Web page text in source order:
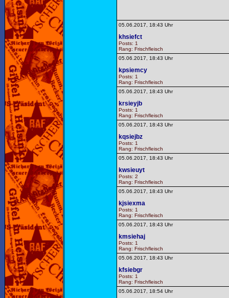
05.06.2017, 18:43 Uhr
khsiefct
Posts: 1
Rang: Frischfleisch
05.06.2017, 18:43 Uhr
kpsiemcy
Posts: 1
Rang: Frischfleisch
05.06.2017, 18:43 Uhr
krsieyjb
Posts: 1
Rang: Frischfleisch
05.06.2017, 18:43 Uhr
kqsiejbz
Posts: 1
Rang: Frischfleisch
05.06.2017, 18:43 Uhr
kwsieuyt
Posts: 2
Rang: Frischfleisch
05.06.2017, 18:43 Uhr
kjsiexma
Posts: 1
Rang: Frischfleisch
05.06.2017, 18:43 Uhr
kmsiehaj
Posts: 1
Rang: Frischfleisch
05.06.2017, 18:43 Uhr
kfsiebgr
Posts: 1
Rang: Frischfleisch
05.06.2017, 18:54 Uhr